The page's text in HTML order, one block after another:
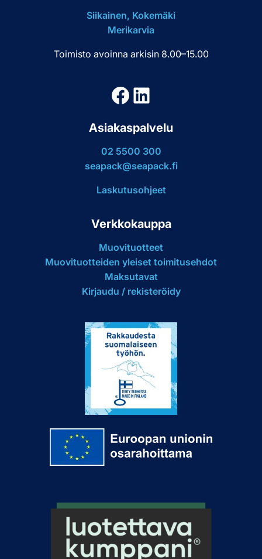
Siikainen, Kokemäki
Merikarvia
Toimisto avoinna arkisin 8.00–15.00
Facebook
LinkedIn
Asiakaspalvelu
02 5500 300
seapack@seapack.fi
Laskutusohjeet
Verkkokauppa
Muovituotteet
Muovituotteiden yleiset toimitusehdot
Maksutavat
Kirjaudu / rekisteröidy